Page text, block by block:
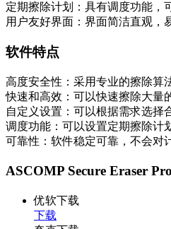
定期擦除计划：具有调度功能，
用户友好界面：界面简洁直观，
软件特点
高度安全性：采用专业的擦除算
快速和高效：可以快速擦除大量
自定义设置：可以根据需求选择
调度功能：可以设置定期擦除计
可靠性：软件稳定可靠，不会对
ASCOMP Secure Eraser
优软下载
下载